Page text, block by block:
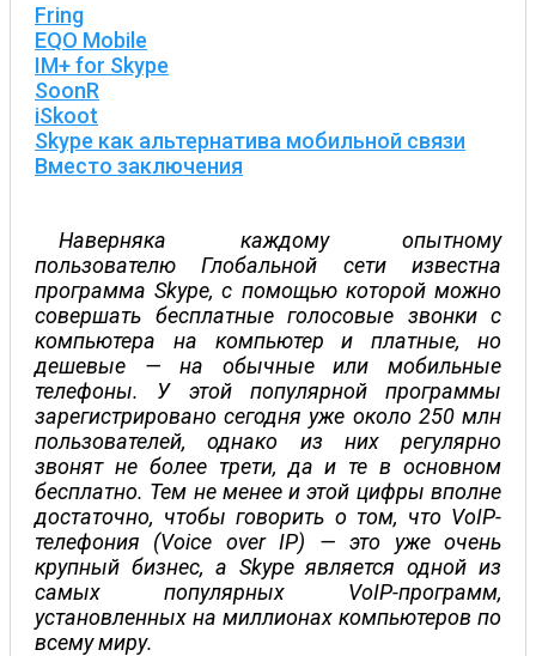
Fring
EQO Mobile
IM+ for Skype
SoonR
iSkoot
Skype как альтернатива мобильной связи
Вместо заключения
Наверняка каждому опытному
пользователю Глобальной сети известна
программа Skype, с помощью которой можно
совершать бесплатные голосовые звонки с
компьютера на компьютер и платные, но
дешевые — на обычные или мобильные
телефоны. У этой популярной программы
зарегистрировано сегодня уже около 250 млн
пользователей, однако из них регулярно
звонят не более трети, да и те в основном
бесплатно. Тем не менее и этой цифры вполне
достаточно, чтобы говорить о том, что VoIP-
телефония (Voice over IP) — это уже очень
крупный бизнес, а Skype является одной из
самых популярных VoIP-программ,
установленных на миллионах компьютеров по
всему миру.